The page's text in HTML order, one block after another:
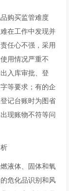
购买监管难度
在工作中发现并
任心不强，采用
用情况严重不
入库审批、登
等要求；有的企
记台账时为图省
现账物不符等问
液体、固体和氧
危化品识别和风